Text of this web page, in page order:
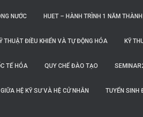
NƯỚC HUET – HÀNH TRÌNH 1 NĂM
THUẬT ĐIỀU KHIỂN VÀ TỰ ĐỘNG HÓA KỸ
TẾ HÓA QUY CHẾ ĐÀO TẠO
HỆ KỸ SƯ VÀ HỆ CỬ NHÂN TUYỂN SINH